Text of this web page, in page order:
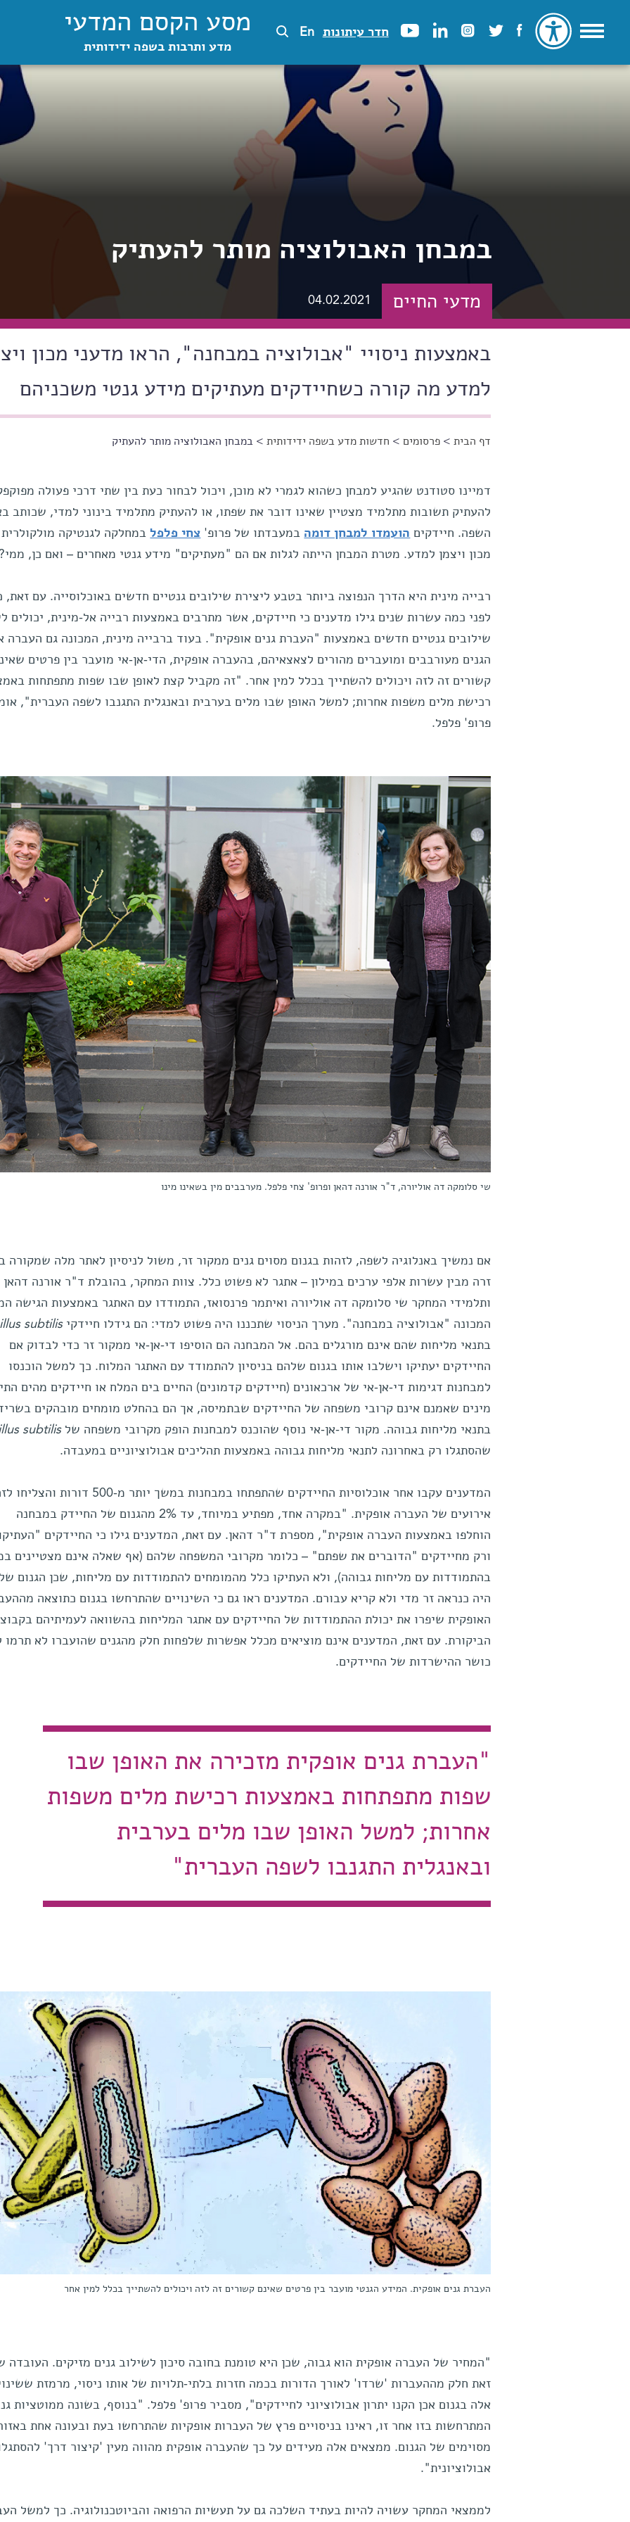
חדר עיתונות En מסע הקסם המדעי
מדע ותרבות בשפה ידידותית
במבחן האבולוציה מותר להעתיק
מדעי החיים 04.02.2021
באמצעות ניסויי "אבולוציה במבחנה", הראו מדעני מכון
למדע מה קורה כשחיידקים מעתיקים מידע גנטי משכניהם
הינך נמצא כאן
דף הבית >פרסומים > חדשות מדע בשפה ידידותית > במבחן האבולוציה מותר להעתיק
דמיינו סטודנט שהגיע למבחן כשהוא לגמרי לא מוכן, ויכול לבחור כעת בין שתי דרכי פעולה
להעתיק תשובות מתלמיד מצטיין שאינו דובר את שפתו, או להעתיק מתלמיד בינוני למדי, שכותב
השפה. חיידקים הועמדו למבחן דומה במעבדתו של פרופ' צחי פלפלבמחלקה לגנטיקה
מכון ויצמן למדע. מטרת המבחן הייתה לגלות אם הם "מעתיקים" מידע גנטי מאחרים – ואם כן,
רבייה מינית היא הדרך הנפוצה ביותר בטבע ליצירת שילובים גנטיים חדשים באוכלוסייה. עם זאת,
לפני כמה עשרות שנים גילו מדענים כי חיידקים, אשר מתרבים באמצעות רבייה אל-מינית, יכולים
שילובים גנטיים חדשים באמצעות "העברת גנים אופקית". בעוד ברבייה מינית, המכונה גם העברה
הגנים מעורבבים ומועברים מהורים לצאצאיהם, בהעברה אופקית, הדי-אן-אי מועבר בין פרטים
קשורים זה לזה ויכולים להשתייך בכלל למין אחר. "זה מקביל קצת לאופן שבו שפות מתפתחות
רכישת מלים משפות אחרות; למשל האופן שבו מלים בערבית ובאנגלית התגנבו לשפה העברית",
פרופ' פלפל.
שי סלומקה דה אוליורה, ד"ר אורנה דהאן ופרופ' צחי פלפל. מערבבים מין בשאינו מינו
אם נמשיך באנלוגיה לשפה, לזהות בגנום מסוים גנים ממקור זר, משול לניסיון לאתר מלה שמקורה
זרה מבין עשרות אלפי ערכים במילון – אתגר לא פשוט כלל. צוות המחקר, בהובלת ד"ר אורנה דהאן
ותלמידי המחקר שי סלומקה דה אוליורה ואיתמר פרנסואז, התמודדו עם האתגר באמצעות הגישה
המכונה "אבולוציה במבחנה". מערך הניסוי שתכננו היה פשוט למדי: הם גידלו חיידקיsubtilis
בתנאי מליחות שהם אינם מורגלים בהם. אל המבחנה הם הוסיפו די-אן-אי ממקור זר כדי לבדוק אם
החיידקים יעתיקו וישלבו אותו בגנום שלהם בניסיון להתמודד עם האתגר המלוח. כך למשל הוכנסו
למבחנות דגימות די-אן-אי של ארכאונים (חיידקים קדמונים) החיים בים המלח או חיידקים מהים
מינים שאמנם אינם קרובי משפחה של החיידקים שבתמיסה, אך הם בהחלט מומחים מובהקים
בתנאי מליחות גבוהה. מקור די-אן-אי נוסף שהוכנס למבחנות הופק מקרובי משפחה שלsubtilis
שהסתגלו רק באחרונה לתנאי מליחות גבוהה באמצעות תהליכים אבולוציוניים במעבדה.
המדענים עקבו אחר אוכלוסיות החיידקים שהתפתחו במבחנות במשך יותר מ-500
אירועים של העברה אופקית. "במקרה אחד, מפתיע במיוחד, עד 2% מהגנום של החיידק במבחנה
הוחלפו באמצעות העברה אופקית", מספרת ד"ר דהאן. עם זאת, המדענים גילו כי החיידקים
ורק מחיידקים "הדוברים את שפתם" – כלומר מקרובי המשפחה שלהם (אף שאלה אינם מצטיינים
בהתמודדות עם מליחות גבוהה), ולא העתיקו כלל מהמומחים להתמודדות עם מליחות, שכן הגנום
היה כנראה זר מדי ולא קריא עבורם. המדענים ראו גם כי השינויים שהתרחשו בגנום כתוצאה
האופקית שיפרו את יכולת ההתמודדות של החיידקים עם אתגר המליחות בהשוואה לעמיתיהם
הביקורת. עם זאת, המדענים אינם מוציאים מכלל אפשרות שלפחות חלק מהגנים שהועברו לא תרמו
כושר ההישרדות של החיידקים.
"העברת גנים אופקית מזכירה את האופן שבו
שפות מתפתחות באמצעות רכישת מלים משפות
אחרות; למשל האופן שבו מלים בערבית
ובאנגלית התגנבו לשפה העברית"
העברת גנים אופקית. המידע הגנטי מועבר בין פרטים שאינם קשורים זה לזה ויכולים להשתייך בכלל למין אחר
"המחיר של העברה אופקית הוא גבוה, שכן היא טומנת בחובה סיכון לשילוב גנים מזיקים. העובדה
זאת חלק מההעברות 'שרדו' לאורך הדורות בכמה חזרות בלתי-תלויות של אותו ניסוי, מרמזת
אלה בגנום אכן הקנו יתרון אבולוציוני לחיידקים", מסביר פרופ' פלפל. "בנוסף, בשונה ממוטציות
המתרחשות בזו אחר זו, ראינו בניסויים פרץ של העברות אופקיות שהתרחשו בעת ובעונה אחת
מסוימים של הגנום. ממצאים אלה מעידים על כך שהעברה אופקית מהווה מעין 'קיצור דרך'
אבולוציונית".
לממצאי המחקר עשויה להיות בעתיד השלכה גם על תעשיות הרפואה והביוטכנולוגיה. כך למשל